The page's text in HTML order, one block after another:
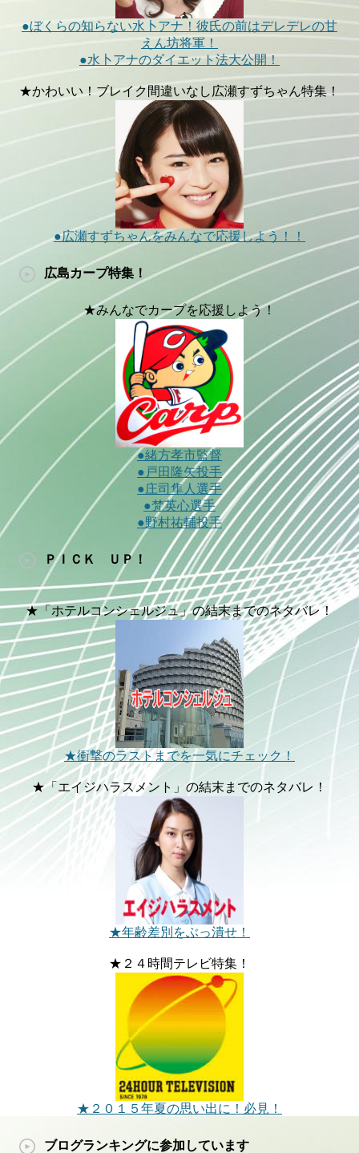
●ぼくらの知らない水卜アナ！彼氏の前はデレデレの甘
えん坊将軍！
●水卜アナのダイエット法大公開！
★かわいい！ブレイク間違いなし広瀬すずちゃん特集！
●広瀬すずちゃんをみんなで応援しよう！！
広島カープ特集！
★みんなでカープを応援しよう！
●緒方孝市監督
●戸田隆矢投手
●庄司隼人選手
●梵英心選手
●野村祐輔投手
ＰＩＣＫ ＵＰ！
★「ホテルコンシェルジュ」の結末までのネタバレ！
★衝撃のラストまでを一気にチェック！
★「エイジハラスメント」の結末までのネタバレ！
★年齢差別をぶっ潰せ！
★２４時間テレビ特集！
★２０１５年夏の思い出に！必見！
ブログランキングに参加しています